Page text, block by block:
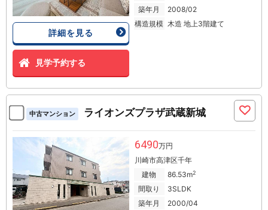
詳細を見る
見学予約する
築年月
2008/02
構造規模 木造 地上3階建て
中古マンション ライオンズプラザ武蔵新城
6490万円
川崎市高津区千年
建物
86.53m2
間取り
3SLDK
築年月
2000/04